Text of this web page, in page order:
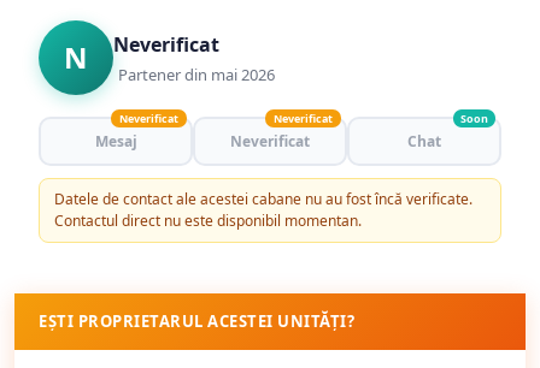
N Neverificat
Partener din mai 2026
Mesaj
Neverificat
Neverificat
Neverificat
Chat
Soon
Datele de contact ale acestei cabane nu au fost încă verificate.
Contactul direct nu este disponibil momentan.
EȘTI PROPRIETARUL ACESTEI UNITĂȚI?